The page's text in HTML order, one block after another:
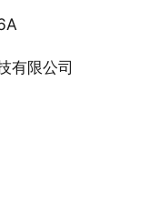
有限公司